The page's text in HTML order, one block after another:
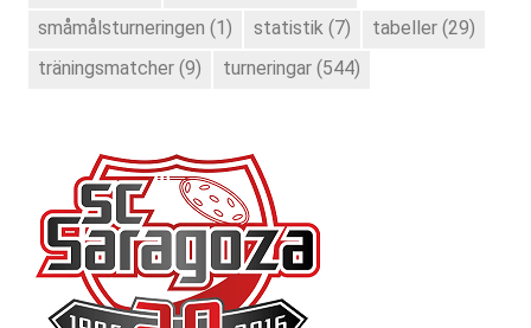
småmålsturneringen (1) statistik (7) tabeller (29)
träningsmatcher (9) turneringar (544)